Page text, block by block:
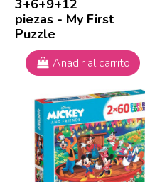
3+6+9+12
piezas - My First
Puzzle
Añadir al carrito